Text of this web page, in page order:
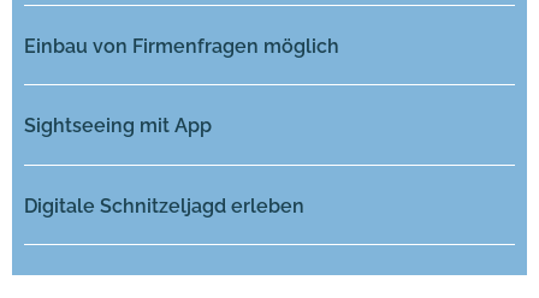
Einbau von Firmenfragen möglich
Sightseeing mit App
Digitale Schnitzeljagd erleben